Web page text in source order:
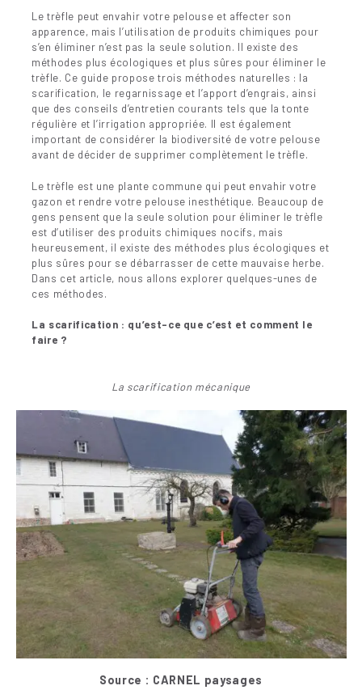
Le trèfle peut envahir votre pelouse et affecter son
apparence, mais l’utilisation de produits chimiques pour
s’en éliminer n’est pas la seule solution. Il existe des
méthodes plus écologiques et plus sûres pour éliminer le
trèfle. Ce guide propose trois méthodes naturelles : la
scarification, le regarnissage et l’apport d’engrais, ainsi
que des conseils d’entretien courants tels que la tonte
régulière et l’irrigation appropriée. Il est également
important de considérer la biodiversité de votre pelouse
avant de décider de supprimer complètement le trèfle.
Le trèfle est une plante commune qui peut envahir votre
gazon et rendre votre pelouse inesthétique. Beaucoup de
gens pensent que la seule solution pour éliminer le trèfle
est d’utiliser des produits chimiques nocifs, mais
heureusement, il existe des méthodes plus écologiques et
plus sûres pour se débarrasser de cette mauvaise herbe.
Dans cet article, nous allons explorer quelques-unes de
ces méthodes.
La scarification : qu’est-ce que c’est et comment le
faire ?
La scarification mécanique
Source : CARNEL paysages